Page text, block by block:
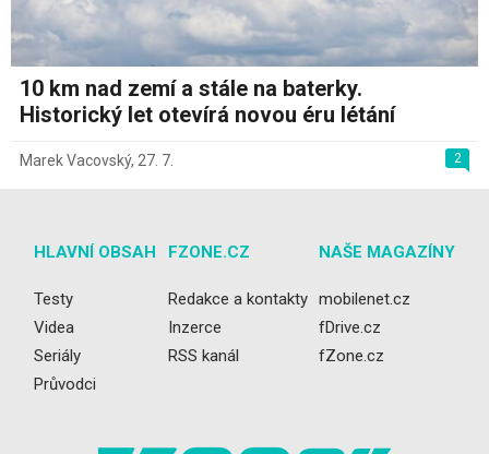
10 km nad zemí a stále na baterky.
Historický let otevírá novou éru létání
2
Marek Vacovský, 27. 7.
HLAVNÍ OBSAH
Testy
Videa
Seriály
Průvodci
FZONE.CZ
Redakce a kontakty
Inzerce
RSS kanál
NAŠE MAGAZÍNY
mobilenet.cz
fDrive.cz
fZone.cz